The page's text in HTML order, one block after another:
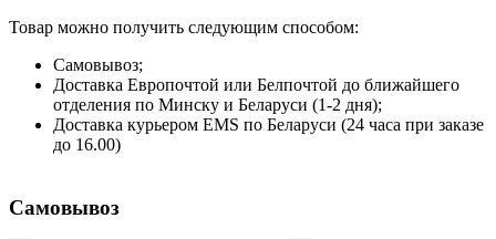
Товар можно получить следующим способом:
Самовывоз;
Доставка Европочтой или Белпочтой до ближайшего
отделения по Минску и Беларуси (1-2 дня);
Доставка курьером EMS по Беларуси (24 часа при заказе
до 16.00)
Самовывоз